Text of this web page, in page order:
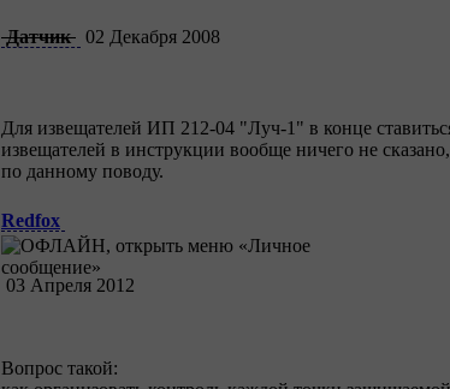
Датчик 02 Декабря 2008
Для извещателей ИП 212-04 "Луч-1" в конце
извещателей в инструкции вообще ничего не
по данному поводу.
Redfox
03 Апреля 2012
Вопрос такой: